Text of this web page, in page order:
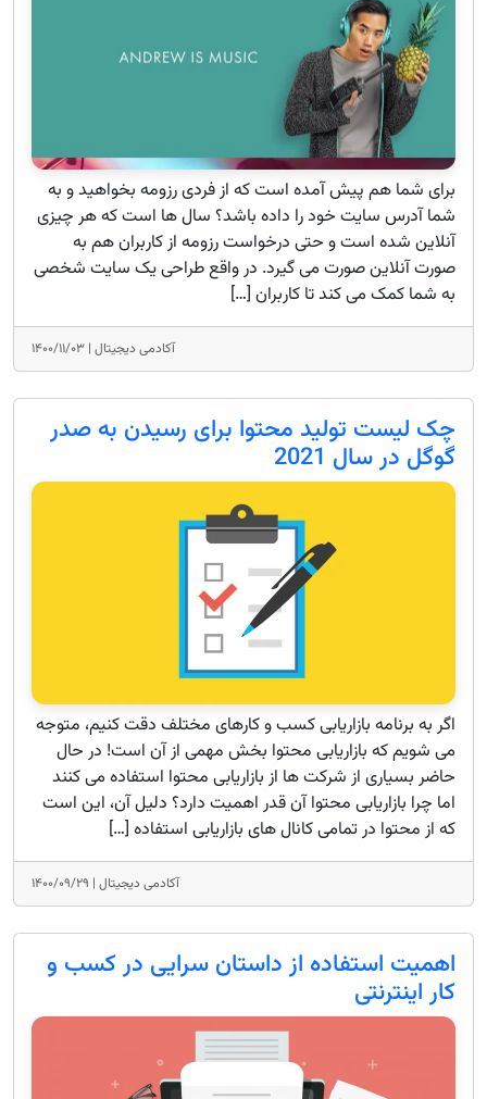
برای شما هم پیش آمده است که از فردی رزومه بخواهید و به
شما آدرس سایت خود را داده باشد؟ سال ها است که هر چیزی
آنلاین شده است و حتی درخواست رزومه از کاربران هم به
صورت آنلاین صورت می گیرد. در واقع طراحی یک سایت شخصی
به شما کمک می کند تا کاربران […]
آکادمی دیجیتال | ۱۴۰۰/۱۱/۰۳
چک لیست تولید محتوا برای رسیدن به صدر
گوگل در سال 2021
اگر به برنامه بازاریابی کسب و کارهای مختلف دقت کنیم، متوجه
می شویم که بازاریابی محتوا بخش مهمی از آن است! در حال
حاضر بسیاری از شرکت ها از بازاریابی محتوا استفاده می کنند
اما چرا بازاریابی محتوا آن قدر اهمیت دارد؟ دلیل آن، این است
که از محتوا در تمامی کانال های بازاریابی استفاده […]
آکادمی دیجیتال | ۱۴۰۰/۰۹/۲۹
اهمیت استفاده از داستان سرایی در کسب و
کار اینترنتی